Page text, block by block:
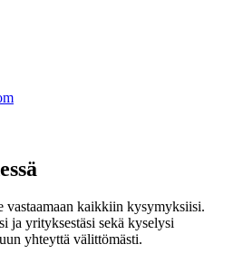
vastaamaan kaikkiin kysymyksiisi.
ja yrityksestäsi sekä kyselysi
yhteyttä välittömästi.